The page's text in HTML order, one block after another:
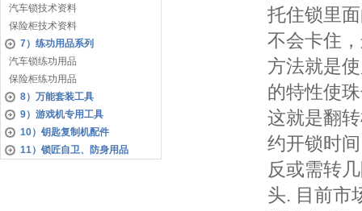
汽车锁技术资料
保险柜技术资料
7）练功用品系列
汽车锁练功用品
保险柜练功用品
8）万能套装工具
9）游戏机专用工具
10）钥匙复制机配件
11）锁匠自卫、防身用品
托住锁里
不会卡住
方法就是
的特性使
这就是翻
约开锁时
反或需转
头. 目前市